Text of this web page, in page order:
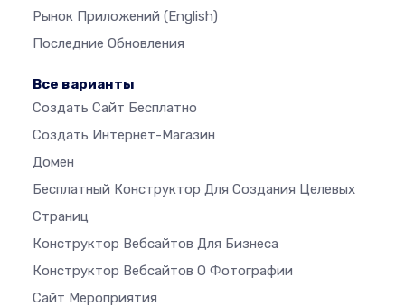
Рынок Приложений (English)
Последние Обновления
Все варианты
Создать Сайт Бесплатно
Создать Интернет-Магазин
Домен
Бесплатный Конструктор Для Создания Целевых
Страниц
Конструктор Вебсайтов Для Бизнеса
Конструктор Вебсайтов О Фотографии
Сайт Мероприятия